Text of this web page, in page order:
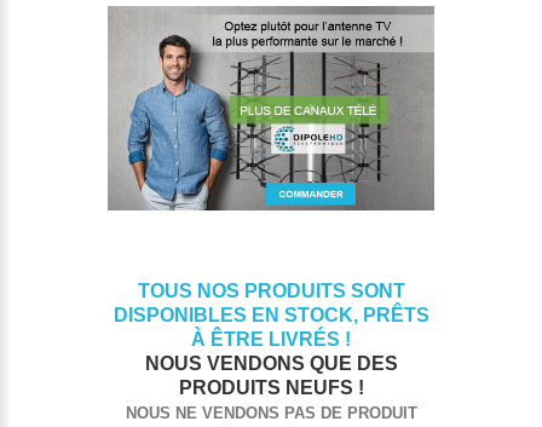
TOUS NOS PRODUITS SONT
DISPONIBLES EN STOCK, PRÊTS
À ÊTRE LIVRÉS !
NOUS VENDONS QUE DES
PRODUITS NEUFS !
NOUS NE VENDONS PAS DE PRODUIT